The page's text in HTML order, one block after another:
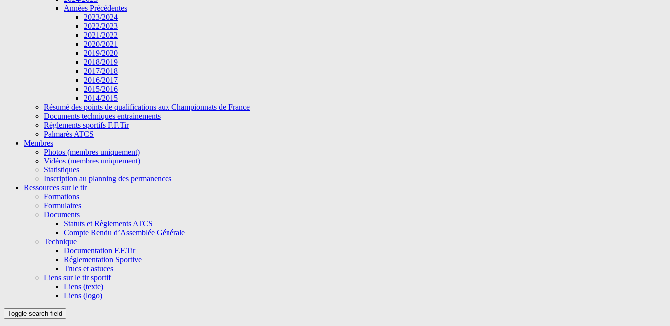
Années Précédentes
2023/2024
2022/2023
2021/2022
2020/2021
2019/2020
2018/2019
2017/2018
2016/2017
2015/2016
2014/2015
Résumé des points de qualifications aux Championnats de France
Documents techniques entrainements
Règlements sportifs F.F.Tir
Palmarès ATCS
Membres
Photos (membres uniquement)
Vidéos (membres uniquement)
Statistiques
Inscription au planning des permanences
Ressources sur le tir
Formations
Formulaires
Documents
Statuts et Règlements ATCS
Compte Rendu d’Assemblée Générale
Technique
Documentation F.F.Tir
Réglementation Sportive
Trucs et astuces
Liens sur le tir sportif
Liens (texte)
Liens (logo)
Toggle search field